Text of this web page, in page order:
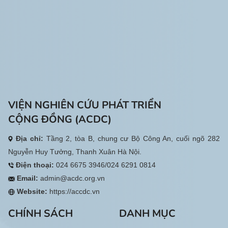
VIỆN NGHIÊN CỨU PHÁT TRIỂN
CỘNG ĐỒNG (ACDC)
Địa chỉ: Tầng 2, tòa B, chung cư Bộ Công An, cuối ngõ 282
Nguyễn Huy Tưởng, Thanh Xuân Hà Nội.
Điện thoại: 024 6675 3946/024 6291 0814
Email: admin@acdc.org.vn
Website: https://accdc.vn
CHÍNH SÁCH DANH MỤC